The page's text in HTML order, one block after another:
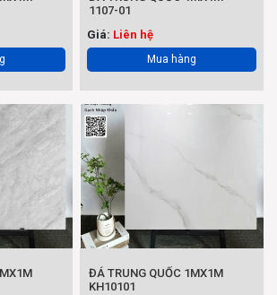
1107-01
Giá: Liên hệ
Mua hàng
ĐÁ TRUNG QUỐC 1MX1M
KH10101